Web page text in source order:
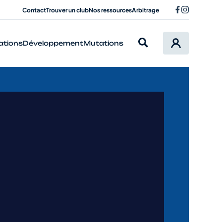
ContactTrouver un clubNos ressourcesArbitrage
DéveloppementMutations